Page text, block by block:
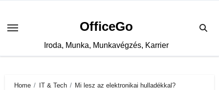
content
OfficeGo
Iroda, Munka, Munkavégzés, Karrier
Home IT & Tech Mi lesz az elektronikai hulladékkal?